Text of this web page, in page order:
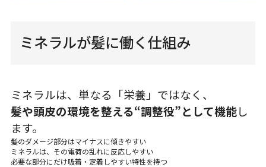
ミネラルが髪に働く仕組み
ミネラルは、単なる「栄養」ではなく、
髪や頭皮の環境を整える“調整役”として機能し
ます。
髪のダメージ部分はマイナスに傾きやすい
ミネラルは、その電荷の乱れに反応しやすい
必要な部分にだけ吸着・定着しやすい特性を持つ